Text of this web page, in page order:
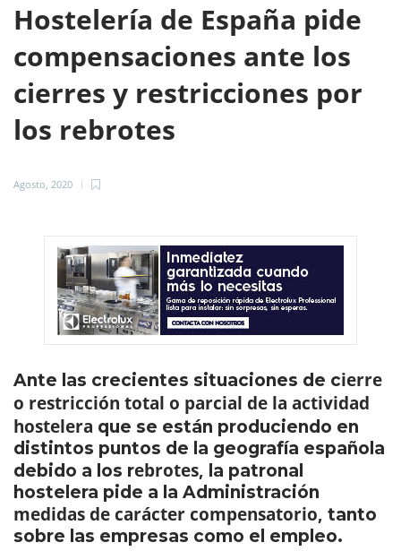
Hostelería de España pide
compensaciones ante los
cierres y restricciones por
los rebrotes
Agosto, 2020
Ante las crecientes situaciones de cierre
o restricción total o parcial de la actividad
hostelera que se están produciendo en
distintos puntos de la geografía española
debido a los rebrotes, la patronal
hostelera pide a la Administración
medidas de carácter compensatorio, tanto
sobre las empresas como el empleo.